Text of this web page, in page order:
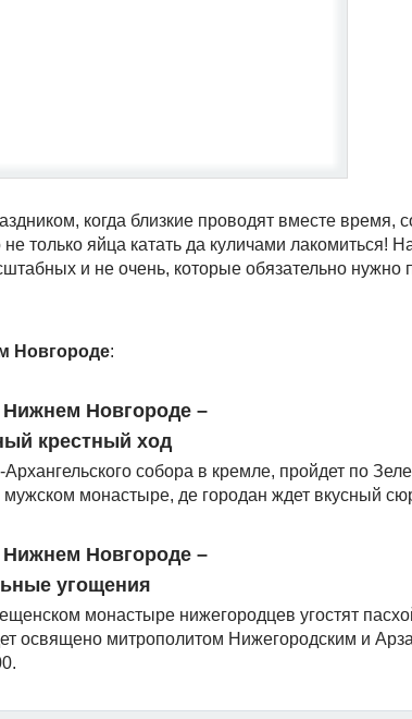
когда близкие проводят вместе время,
только яйца катать да куличами лакомиться!
и не очень, которые обязательно нужно
Новгороде:
Нижнем Новгороде –
крестный ход
собора в кремле, пройдет по
монастыре, де городан ждет вкусный
Нижнем Новгороде –
угощения
монастыре нижегородцев угостят
освящено митрополитом Нижегородским и